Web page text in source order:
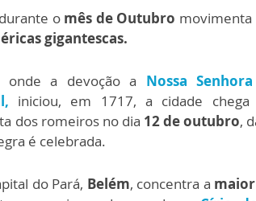
durante o mês de Outubro movimenta
gigantescas.
onde a devoção a Nossa
iniciou, em 1717, a cidade
dos romeiros no dia 12 de outubro,
é celebrada.
do Pará, Belém, concentra a